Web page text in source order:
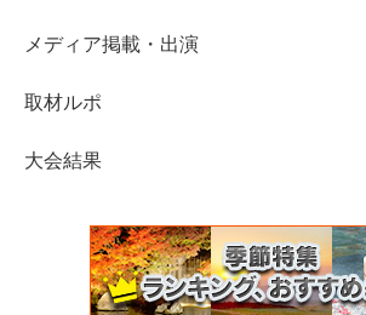
メディア掲載・出演
取材ルポ
大会結果